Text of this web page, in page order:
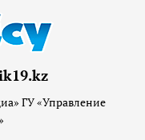
ГУ «Управление